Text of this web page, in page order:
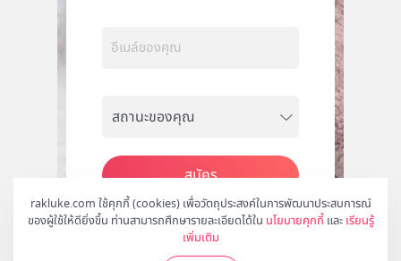
rakluke.com ใช้คุกกี้ (cookies) เพื่อวัตถุประสงค์ในการพัฒนาประสบการณ์
ของผู้ใช้ให้ดียิ่งขึ้น ท่านสามารถศึกษารายละเอียดได้ใน นโยบายคุกกี้ และ เรียนรู้
เพิ่มเติม
สมัคร